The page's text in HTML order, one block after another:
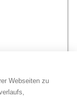
Webseiten zu